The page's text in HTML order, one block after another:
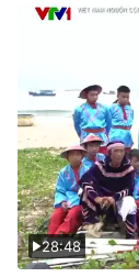
28:48